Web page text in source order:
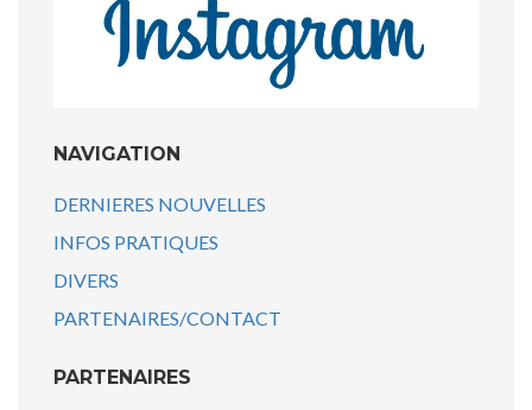
NAVIGATION
DERNIERES NOUVELLES
INFOS PRATIQUES
DIVERS
PARTENAIRES/CONTACT
PARTENAIRES